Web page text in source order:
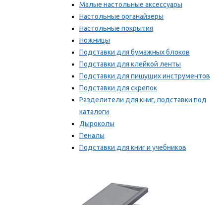
Малые настольные аксессуары
Настольные органайзеры
Настольные покрытия
Ножницы
Подставки для бумажных блоков
Подставки для клейкой ленты
Подставки для пишущих инструментов
Подставки для скрепок
Разделители для книг, подставки под
каталоги
Дыроколы
Пеналы
Подставки для книг и учебников